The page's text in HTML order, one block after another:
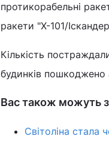
протикорабельні
ракети "Х-101/
Кількість
будинків пошкоджено
Вас також можуть
Світоліна стала